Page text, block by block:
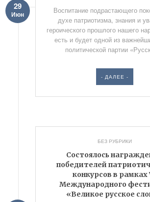
29
Июн
Воспитание подрастающего
духе патриотизма, знания и
героического прошлого нашего
есть и будет одной из
политической партии
- ДАЛЕЕ -
БЕЗ РУБРИКИ
Состоялось
победителей
конкурсов в рамках
Международного
«Великое русское